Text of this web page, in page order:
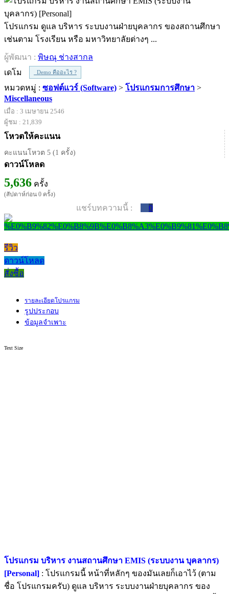
โปรแกรม ดูแล บริหาร ระบบงานฝ่ายบุคลากร ของสถานศึกษา
เช่นตาม โรงเรียน หรือ มหาวิทยาลัยต่างๆ ...
ผู้พัฒนา : พิษณุ ช่างสากล
เดโม
Demo คืออะไร ?
หมวดหมู่ : ซอฟต์แวร์ (Software) > โปรแกรมการศึกษา >
Miscellaneous
เมื่อ : 3 เมษายน 2546
ผู้ชม : 21,839
โหวตให้คะแนน
คะแนนโหวต 5 (1 ครั้ง)
ดาวน์โหลด
5,636 ครั้ง
(สัปดาห์ก่อน 0 ครั้ง)
แชร์บทความนี้ : 0
รีวิว
ดาวน์โหลด
สั่งซื้อ
รายละเอียดโปรแกรม
รูปประกอบ
ข้อมูลจำเพาะ
Text Size
โปรแกรม บริหาร งานสถานศึกษา EMIS (ระบบงาน บุคลากร)
[Personal] : โปรแกรมนี้ หน้าที่หลักๆ ของมันเลยก็เอาไว้ (ตาม
ชื่อ โปรแกรมครับ) ดูแล บริหาร ระบบงานฝ่ายบุคลากร ของ